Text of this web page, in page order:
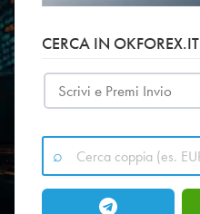
CERCA IN OKFOREX.IT